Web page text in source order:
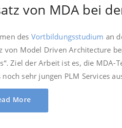
von MDA bei
des Vortbildungsstudium an
von Model Driven Architecture
Ziel der Arbeit ist es, die
noch sehr jungen PLM Services
More